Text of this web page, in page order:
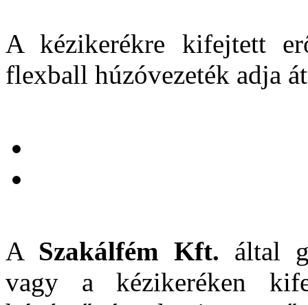
A kézikerékre kifejtett
flexball húzóvezeték adja
A Szakálfém Kft. által
vagy a kézikeréken